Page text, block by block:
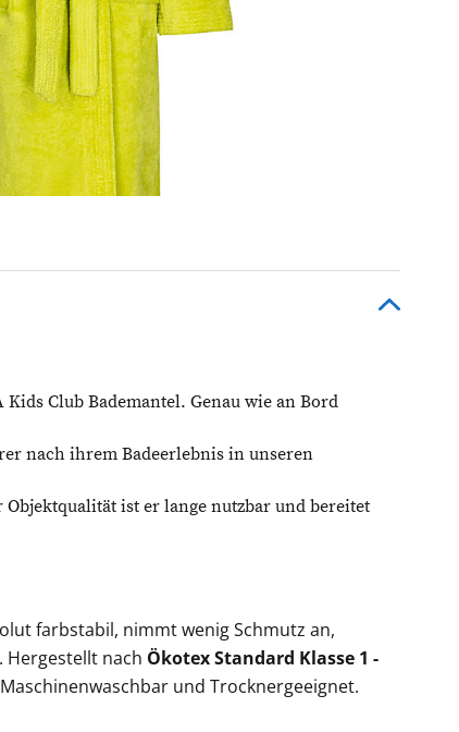
Club Bademantel. Genau wie an Bord
nach ihrem Badeerlebnis in unseren
ist er lange nutzbar und bereitet
farbstabil, nimmt wenig Schmutz an,
nach Ökotex Standard Klasse 1 -
und Trocknergeeignet.